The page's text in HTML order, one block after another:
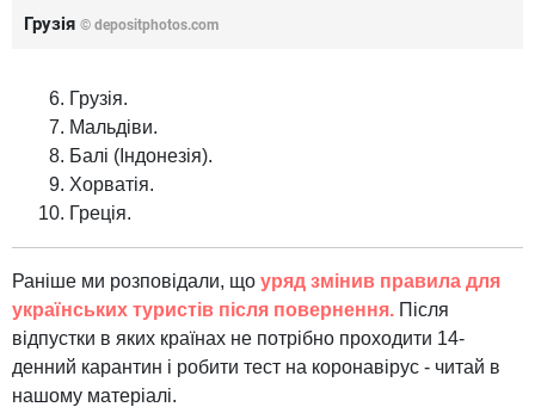
Грузія © depositphotos.com
Грузія.
Мальдіви.
Балі (Індонезія).
Хорватія.
Греція.
Раніше ми розповідали, що уряд змінив правила для
українських туристів після повернення. Після
відпустки в яких країнах не потрібно проходити 14-
денний карантин і робити тест на коронавірус - читай в
нашому матеріалі.